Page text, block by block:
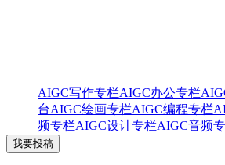
AIGC写作专栏AIGC办公专栏
台AIGC绘画专栏AIGC编程专栏
频专栏AIGC设计专栏AIGC音频
我要投稿